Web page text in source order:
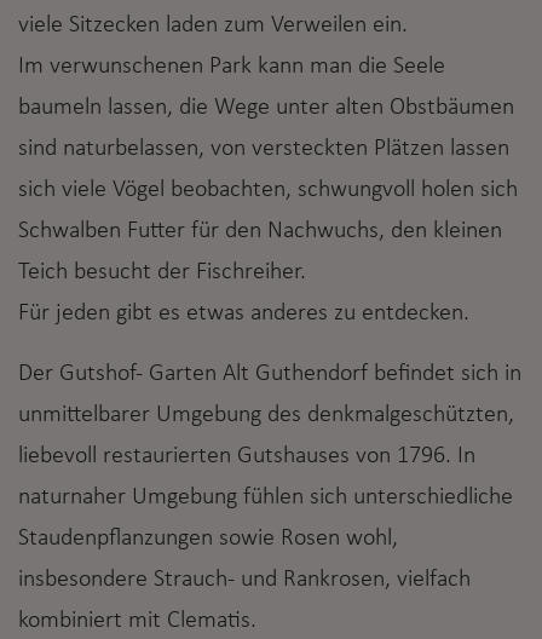
viele Sitzecken laden zum Verweilen ein.
Im verwunschenen Park kann man die Seele
baumeln lassen, die Wege unter alten Obstbäumen
sind naturbelassen, von versteckten Plätzen lassen
sich viele Vögel beobachten, schwungvoll holen sich
Schwalben Futter für den Nachwuchs, den kleinen
Teich besucht der Fischreiher.
Für jeden gibt es etwas anderes zu entdecken.
Der Gutshof- Garten Alt Guthendorf befindet sich in
unmittelbarer Umgebung des denkmalgeschützten,
liebevoll restaurierten Gutshauses von 1796. In
naturnaher Umgebung fühlen sich unterschiedliche
Staudenpflanzungen sowie Rosen wohl,
insbesondere Strauch- und Rankrosen, vielfach
kombiniert mit Clematis.